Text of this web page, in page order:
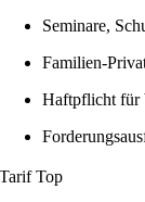
Seminare,
Familien-
Haftpflicht für
Tarif Top